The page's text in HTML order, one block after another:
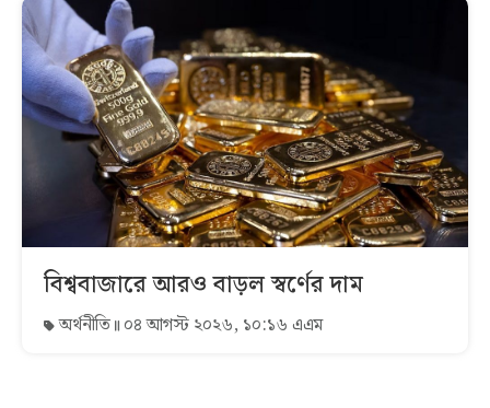
বিশ্ববাজারে আরও বাড়ল স্বর্ণের দাম
অর্থনীতি ০৪ আগস্ট ২০২৬, ১০:১৬ এএম